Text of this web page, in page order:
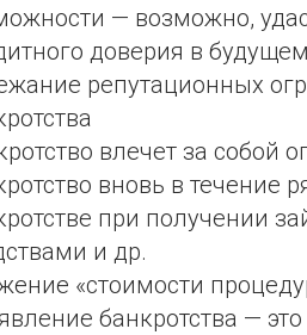
— возможно,
доверия в
репутационных
влечет за собой
вновь в течение
при получении
и др.
«стоимости
банкротства —